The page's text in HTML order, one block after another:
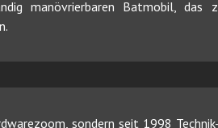
manövrierbaren Batmobil, das
sondern seit 1998